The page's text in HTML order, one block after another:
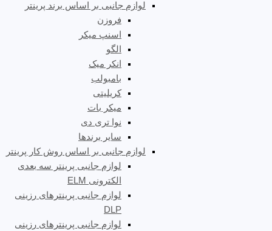
لوازم جانبی بر اساس برند پرینتر
فروزن
اسنپ میکر
الگو
انکر میک
بامبولب
کریلیتی
میکر بات
نوا تری دی
سایر برندها
لوازم جانبی بر اساس روش کار پرینتر
لوازم جانبی پرینتر سه بعدی
الکترونی ELM
لوازم جانبی پرینترهای رزینی
DLP
لوازم جانبی پرینترهای رزینی